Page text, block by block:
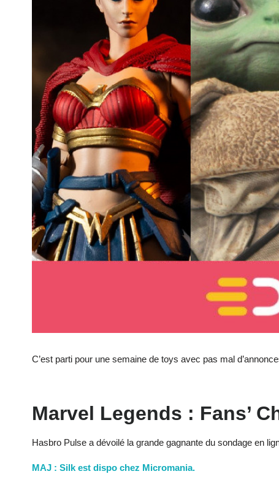
C’est parti pour une semaine de toys avec pas mal
Marvel Legends : Fans’
Hasbro Pulse a dévoilé la grande gagnante du sondage en
MAJ : Silk est dispo chez Micromania.